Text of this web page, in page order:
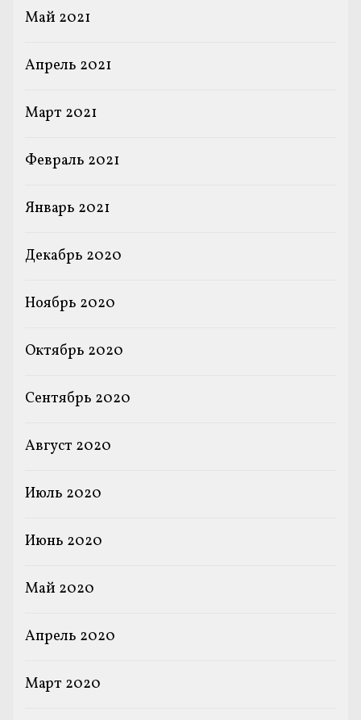
Май 2021
Апрель 2021
Март 2021
Февраль 2021
Январь 2021
Декабрь 2020
Ноябрь 2020
Октябрь 2020
Сентябрь 2020
Август 2020
Июль 2020
Июнь 2020
Май 2020
Апрель 2020
Март 2020